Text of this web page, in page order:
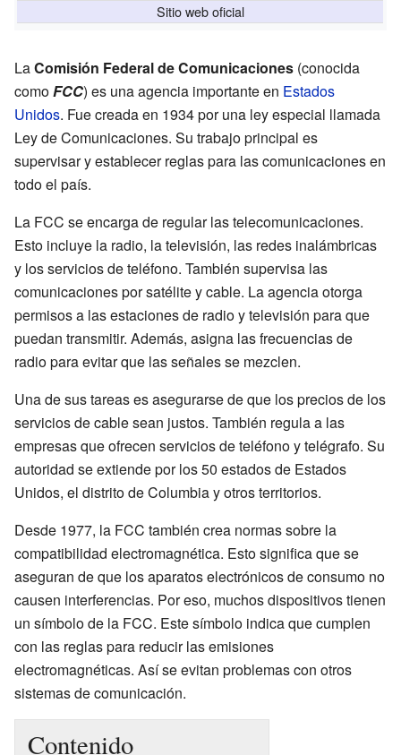
Sitio web oficial
LaComisión Federal de Comunicaciones (conocida
comoFCC) es una agencia importante en Estados
Unidos. Fue creada en 1934 por una ley especial llamada
Ley de Comunicaciones. Su trabajo principal es
supervisar y establecer reglas para las comunicaciones en
todo el país.
La FCC se encarga de regular las telecomunicaciones.
Esto incluye la radio, la televisión, las redes inalámbricas
y los servicios de teléfono. También supervisa las
comunicaciones por satélite y cable. La agencia otorga
permisos a las estaciones de radio y televisión para que
puedan transmitir. Además, asigna las frecuencias de
radio para evitar que las señales se mezclen.
Una de sus tareas es asegurarse de que los precios de los
servicios de cable sean justos. También regula a las
empresas que ofrecen servicios de teléfono y telégrafo. Su
autoridad se extiende por los 50 estados de Estados
Unidos, el distrito de Columbia y otros territorios.
Desde 1977, la FCC también crea normas sobre la
compatibilidad electromagnética. Esto significa que se
aseguran de que los aparatos electrónicos de consumo no
causen interferencias. Por eso, muchos dispositivos tienen
un símbolo de la FCC. Este símbolo indica que cumplen
con las reglas para reducir las emisiones
electromagnéticas. Así se evitan problemas con otros
sistemas de comunicación.
Contenido